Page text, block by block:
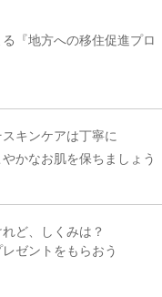
『地方への移住促進プロ
キンケアは丁寧に
かなお肌を保ちましょう
ど、しくみは？
ゼントをもらおう